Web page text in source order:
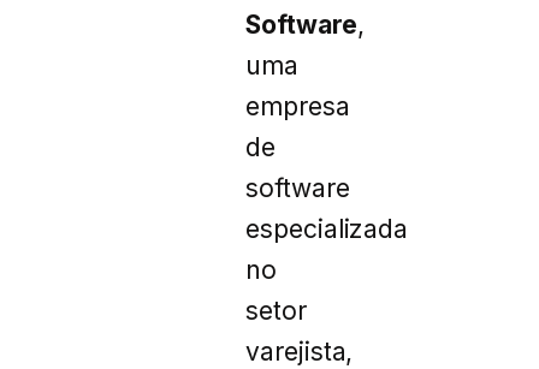
Software,
uma
empresa
de
software
especializada
no
setor
varejista,